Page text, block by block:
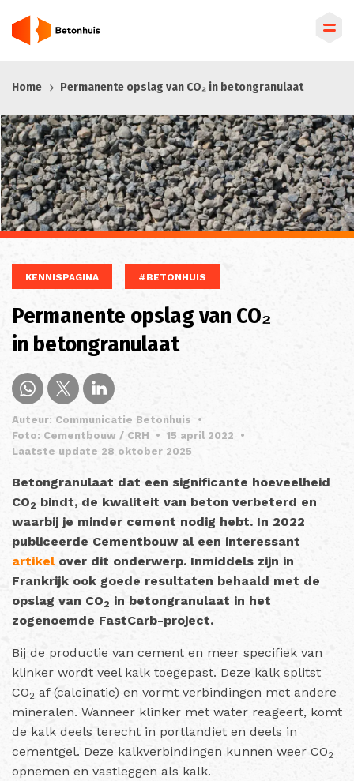
en
de
inhoud
gaan
Home Permanente opslag van CO₂ in betongranulaat
KENNISPAGINA #BETONHUIS
Permanente opslag van CO₂
in betongranulaat
Auteur: Communicatie Betonhuis
•
Foto: Cementbouw / CRH
• 15 april 2022
•
Laatste update 28 oktober 2025
Betongranulaat dat een significante hoeveelheid
CO2 bindt, de kwaliteit van beton verbeterd en
waarbij je minder cement nodig hebt. In 2022
publiceerde Cementbouw al een interessant
artikelover dit onderwerp. Inmiddels zijn in
Frankrijk ook goede resultaten behaald met de
opslag van CO2 in betongranulaat in het
zogenoemde FastCarb-project.
Bij de productie van cement en meer specifiek van
klinker wordt veel kalk toegepast. Deze kalk splitst
CO2 af (calcinatie) en vormt verbindingen met andere
mineralen. Wanneer klinker met water reageert, komt
de kalk deels terecht in portlandiet en deels in
cementgel. Deze kalkverbindingen kunnen weer CO2
opnemen en vastleggen als kalk.